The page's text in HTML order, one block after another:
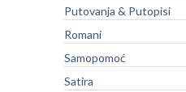
Putovanja & Putopisi
Romani
Samopomoć
Satira